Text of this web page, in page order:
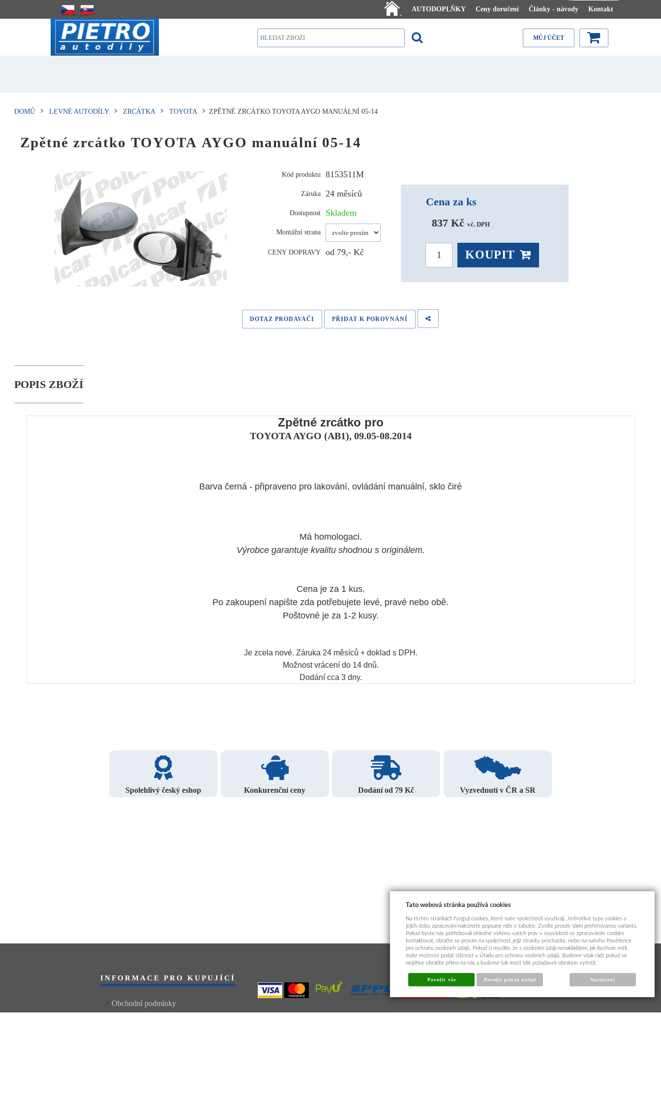
.
AUTODOPLŇKY Ceny doručení Články - návody Kontakt
MŮJ ÚČET
DOMŮ LEVNÉ AUTODÍLY ZRCÁTKA TOYOTA ZPĚTNÉ ZRCÁTKO TOYOTA AYGO MANUÁLNÍ 05-14
Zpětné zrcátko TOYOTA AYGO manuální 05-14
Kód produktu 8153511M
Záruka 24 měsíců
Dostupnost Skladem
Montážní strana
CENY DOPRAVY od 79,- Kč
Cena za ks
837 Kč vč. DPH
KOUPIT
DOTAZ PRODAVAČI PŘIDAT K POROVNÁNÍ
POPIS ZBOŽÍ
Zpětné zrcátko pro
TOYOTA AYGO (AB1), 09.05-08.2014
Barva černá - připraveno pro lakování, ovládání manuální, sklo čiré
Má homologaci.
Výrobce garantuje kvalitu shodnou s originálem.
Cena je za 1 kus.
Po zakoupení napište zda potřebujete levé, pravé nebo obě.
Poštovné je za 1-2 kusy.
Je zcela nové. Záruka 24 měsíců + doklad s DPH.
Možnost vrácení do 14 dnů.
Dodání cca 3 dny.
Spolehlivý český eshop Konkurenční ceny Dodání od 79 Kč Vyzvednutí v ČR a SR
INFORMACE PRO KUPUJÍCÍ
Obchodní podmínky
Tato webová stránka používá cookies
Na těchto stránkách fungují cookies, které naše společnosti využívají. Jednotlivé typy cookies a
jejich dobu zpracování naleznete popsané níže v tabulce. Zvolte prosím Vámi preferovanou variantu.
Pokud byste nás potřebovali ohledně výkonu vašich práv v souvislosti se zpracováním cookies
kontaktovat, obraťte se prosím na společnost, jejíž stránky procházíte, nebo na našeho Pověřence
pro ochranu osobních údajů. Pokud si myslíte, že s osobními údaji nenakládáme, jak bychom měli,
máte možnost podat stížnost u Úřadu pro ochranu osobních údajů. Budeme však rádi, pokud se
nejdříve obrátíte přímo na nás a budeme tak moct Váš požadavek obratem vyřešit.
Povolit vše Povolit pouze nutné Nastavení